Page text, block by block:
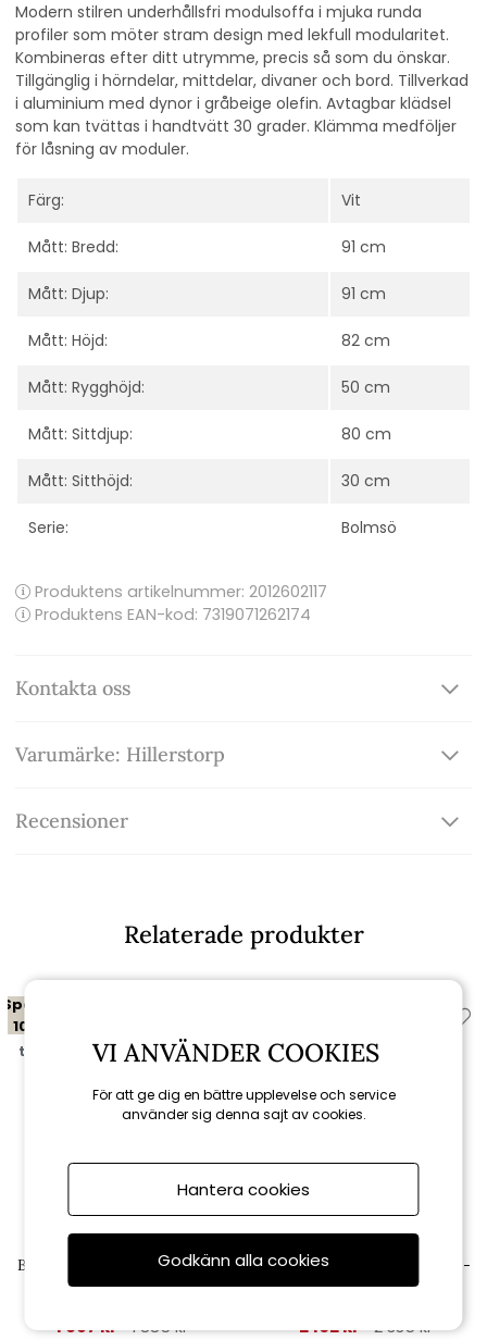
Modern stilren underhållsfri modulsoffa i mjuka runda
profiler som möter stram design med lekfull modularitet.
Kombineras efter ditt utrymme, precis så som du önskar.
Tillgänglig i hörndelar, mittdelar, divaner och bord. Tillverkad
i aluminium med dynor i gråbeige olefin. Avtagbar klädsel
som kan tvättas i handtvätt 30 grader. Klämma medföljer
för låsning av moduler.
Färg: Vit
Mått: Bredd: 91 cm
Mått: Djup: 91 cm
Mått: Höjd: 82 cm
Mått: Rygghöjd: 50 cm
Mått: Sittdjup: 80 cm
Mått: Sitthöjd: 30 cm
Serie: Bolmsö
Produktens artikelnummer: 2012602117
Produktens EAN-kod: 7319071262174
Kontakta oss
Varumärke: Hillerstorp
Recensioner
Relaterade produkter
Spara
10%
till 16/8
Bolmsö bord 40x80 H33 cm -
vit
1 697 kr 1 885 kr
till 16/8
Bolmsö bord 80x80 H33 cm -
vit
2 102 kr 2 335 kr
VI ANVÄNDER COOKIES
För att ge dig en bättre upplevelse och service
använder sig denna sajt av cookies.
Hantera cookies
Godkänn alla cookies